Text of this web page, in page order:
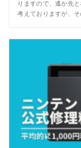
りますので、遙か先
考えておりますが、そ